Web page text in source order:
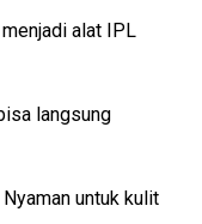
alat IPL
langsung
untuk kulit